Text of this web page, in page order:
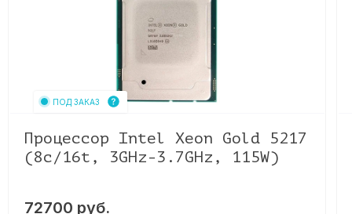
ПОД ЗАКАЗ
Процессор Intel Xeon Gold 5217
(8c/16t, 3GHz-3.7GHz, 115W)
72700 руб.